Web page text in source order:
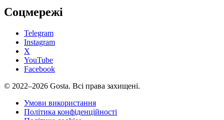
Соцмережі
Telegram
Instagram
X
YouTube
Facebook
© 2022–2026 Gosta. Всі права захищені.
Умови використання
Політика конфіденційності